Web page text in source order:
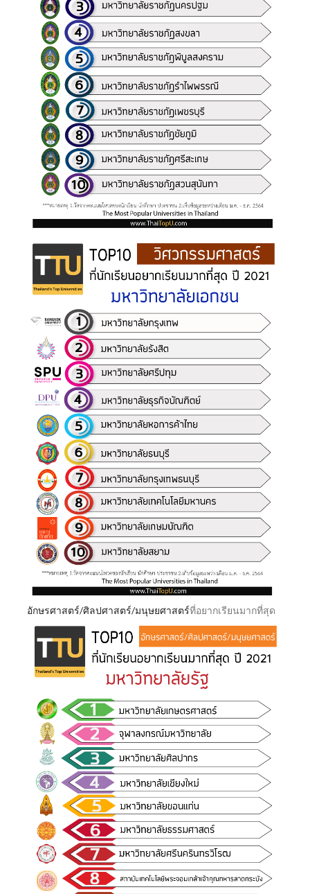
อักษรศาสตร์/ศิลปศาสตร์/มนุษยศาสตร์ที่อยากเรียนมากที่สุด